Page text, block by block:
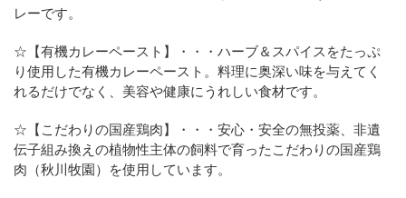
レーです。
☆【有機カレーペースト】・・・ハーブ＆スパイスをたっぷ
り使用した有機カレーペースト。料理に奥深い味を与えてく
れるだけでなく、美容や健康にうれしい食材です。
☆【こだわりの国産鶏肉】・・・安心・安全の無投薬、非遺
伝子組み換えの植物性主体の飼料で育ったこだわりの国産鶏
肉（秋川牧園）を使用しています。